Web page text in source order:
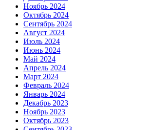
Ноябрь 2024
Октябрь 2024
Сентябрь 2024
Август 2024
Июль 2024
Июнь 2024
Май 2024
Апрель 2024
Март 2024
Февраль 2024
Январь 2024
Декабрь 2023
Ноябрь 2023
Октябрь 2023